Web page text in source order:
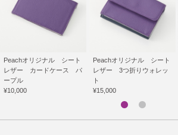
Peachオリジナル シート
レザー カードケース パ
ープル
¥10,000
Peachオリジナル シート
レザー 3つ折りウォレッ
ト
¥15,000